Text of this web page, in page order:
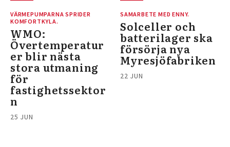
VÄRMEPUMPARNA SPRIDER
KOMFORTKYLA.
WMO:
Övertemperatur
er blir nästa
stora utmaning
för
fastighetssektor
n
25 JUN
SAMARBETE MED ENNY.
Solceller och
batterilager ska
försörja nya
Myresjöfabriken
22 JUN